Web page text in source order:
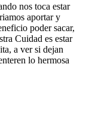
nos toca estar
aportar y
poder sacar,
Cuidad es estar
a ver si dejan
lo hermosa